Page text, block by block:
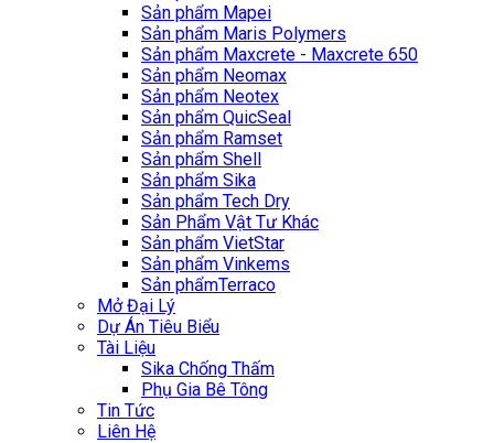
Sản phẩm Mapei
Sản phẩm Maris Polymers
Sản phẩm Maxcrete - Maxcrete 650
Sản phẩm Neomax
Sản phẩm Neotex
Sản phẩm QuicSeal
Sản phẩm Ramset
Sản phẩm Shell
Sản phẩm Sika
Sản phẩm Tech Dry
Sản Phẩm Vật Tư Khác
Sản phẩm VietStar
Sản phẩm Vinkems
Sản phẩmTerraco
Mở Đại Lý
Dự Án Tiêu Biểu
Tài Liệu
Sika Chống Thấm
Phụ Gia Bê Tông
Tin Tức
Liên Hệ